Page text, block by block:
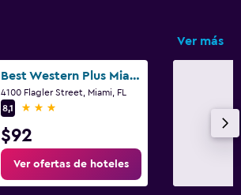
Ver más
Best Western Plus Miami Intl Airport Hotel & Suites Coral Gables
4100 Flagler Street, Miami, FL
8,1
3 estrellas
$92
Ver ofertas de hoteles